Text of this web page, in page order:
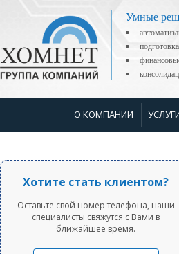
Умные
О КОМПАНИИ
Хотите стать клиентом?
Оставьте свой номер телефона, наши
специалисты свяжутся с Вами в
ближайшее время.